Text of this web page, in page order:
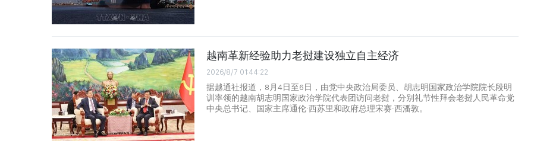
越南革新经验助力老挝建设独立自主经济
2026/8/7 01:44:22
据越通社报道，8月4日至6日，由党中央政治局委员、胡志明国家政治学院院长段明
训率领的越南胡志明国家政治学院代表团访问老挝，分别礼节性拜会老挝人民革命党
中央总书记、国家主席通伦·西苏里和政府总理宋赛·西潘敦。